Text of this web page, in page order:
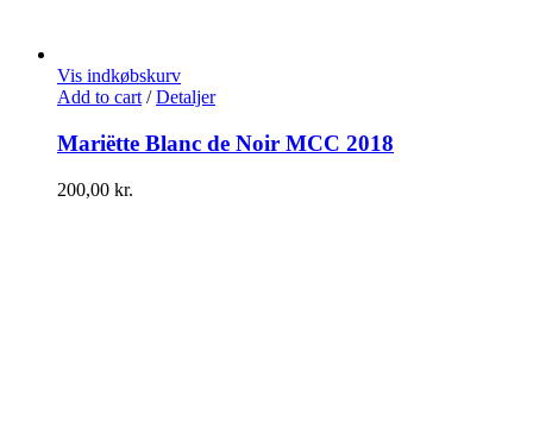
Vis indkøbskurv
Add to cart / Detaljer
Mariëtte Blanc de Noir MCC 2018
200,00 kr.